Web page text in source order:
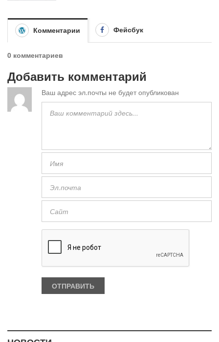
Комментарии Фейсбук
0 комментариев
Добавить комментарий
Ваш адрес эл.почты не будет опубликован